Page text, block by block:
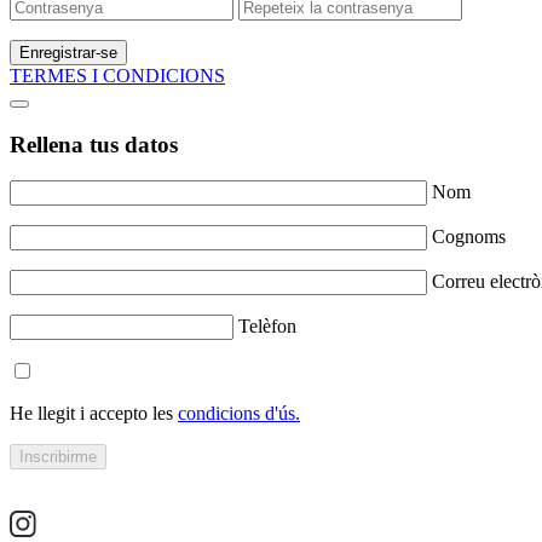
Enregistrar-se
TERMES I CONDICIONS
Rellena tus datos
Nom
Cognoms
Correu
Telèfon
He llegit i accepto les condicions d'ús.